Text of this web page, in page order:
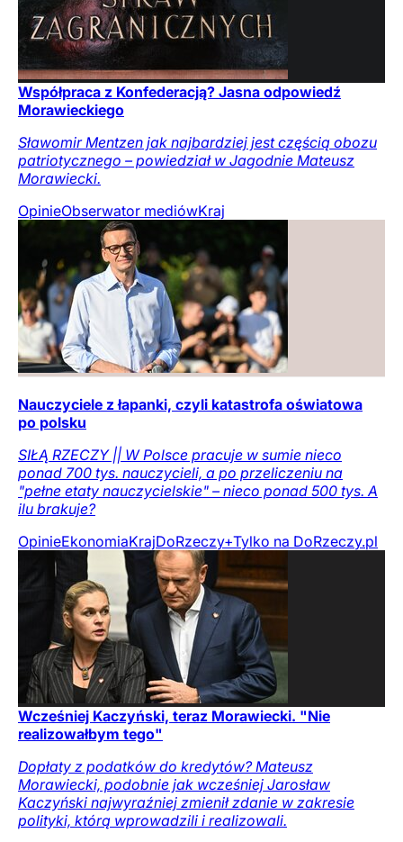
Współpraca z Konfederacją? Jasna odpowiedź
Morawieckiego
Sławomir Mentzen jak najbardziej jest częścią obozu
patriotycznego – powiedział w Jagodnie Mateusz
Morawiecki.
OpinieObserwator mediówKraj
Nauczyciele z łapanki, czyli katastrofa oświatowa
po polsku
SIŁĄ RZECZY || W Polsce pracuje w sumie nieco
ponad 700 tys. nauczycieli, a po przeliczeniu na
"pełne etaty nauczycielskie" – nieco ponad 500 tys. A
ilu brakuje?
OpinieEkonomiaKrajDoRzeczy+Tylko na DoRzeczy.pl
Wcześniej Kaczyński, teraz Morawiecki. "Nie
realizowałbym tego"
Dopłaty z podatków do kredytów? Mateusz
Morawiecki, podobnie jak wcześniej Jarosław
Kaczyński najwyraźniej zmienił zdanie w zakresie
polityki, którą wprowadzili i realizowali.